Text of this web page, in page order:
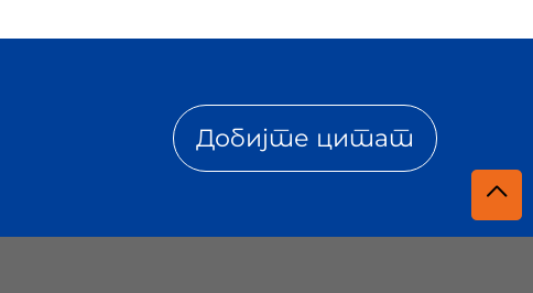
Добијте цитат